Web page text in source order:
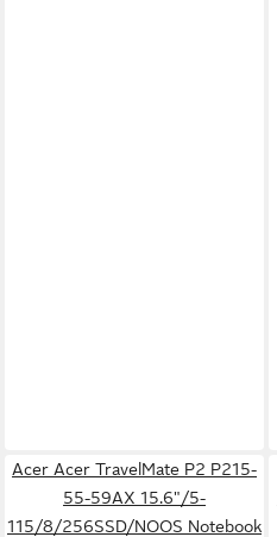
Acer Acer TravelMate P2 P215-
55-59AX 15.6"/5-
115/8/256SSD/NOOS Notebook